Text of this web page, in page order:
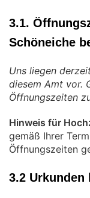
3.1.
Schöneiche
Uns liegen
diesem Amt vor.
Öffnungszeiten
Hinweis für
gemäß Ihrer
Öffnungszeiten
3.2 Urkunden